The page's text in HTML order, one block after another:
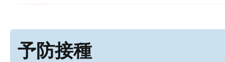
予防接種